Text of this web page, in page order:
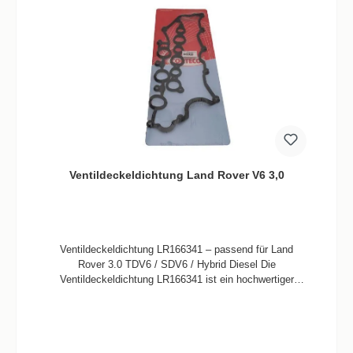
Geprüfte Qualität – für professionelle Anwendungen im
Tuning- und Reparaturbereich Perfekt für Ölverlust- oder
Haarriss-Probleme am Originaldeckel 🔧 Technische
(verstärkte Ausführung) Einbauposition: rechte
Fahrzeugspezifikation auch für linksseitigen Deckel
verfügbar 🚗 Kompatible Motoren & Modelle (2993 cm³
MotorcodeTypLeistungFahrzeugeBaujahr306DT3.0
TDV6211 / 258 PSDiscovery 4 (L319), RR Sport
PSRR Sport (L494), Velar (L560), RR (L405)ab 10/2013
✅ Fahrzeugkompatibilität nach Modell: Range Rover
L322 (2002–2012) Range Rover L405 (ab 2012) Range
Rover Sport L320 / L494 (2005–heute) Discovery 4 L319
Ventildeckeldichtung Land Rover V6 3,0
Ventildeckeldichtung LR166341 – passend für Land
Rover 3.0 TDV6 / SDV6 / Hybrid Diesel Die
Ventildeckeldichtung LR166341 ist ein hochwertiger